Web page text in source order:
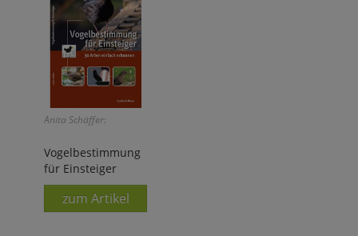
Anita Schäffer:
Vogelbestimmung
für Einsteiger
zum Artikel